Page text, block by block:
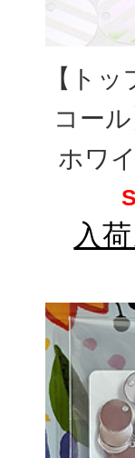
【ト
コー
ホワ
入